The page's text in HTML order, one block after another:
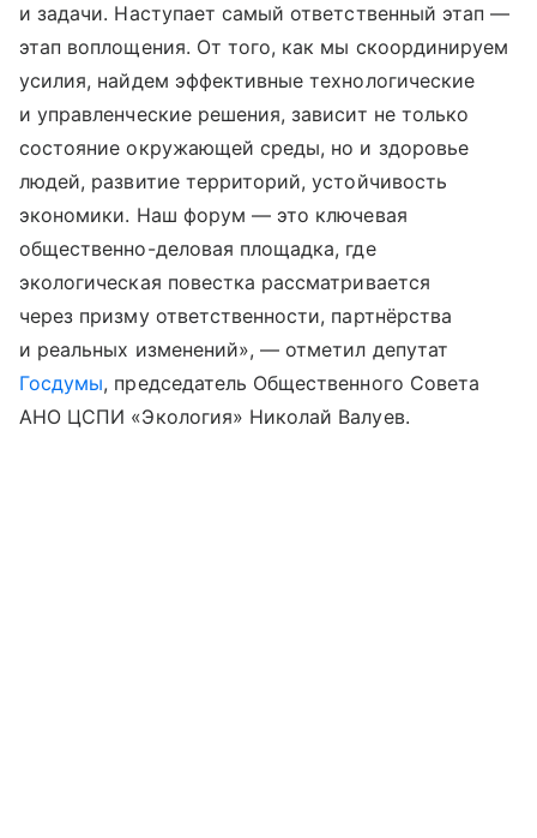
и задачи. Наступает самый ответственный этап —
этап воплощения. От того, как мы скоординируем
усилия, найдем эффективные технологические
и управленческие решения, зависит не только
состояние окружающей среды, но и здоровье
людей, развитие территорий, устойчивость
экономики. Наш форум — это ключевая
общественно-деловая площадка, где
экологическая повестка рассматривается
через призму ответственности, партнёрства
и реальных изменений», — отметил депутат
Госдумы, председатель Общественного Совета
АНО ЦСПИ «Экология» Николай Валуев.